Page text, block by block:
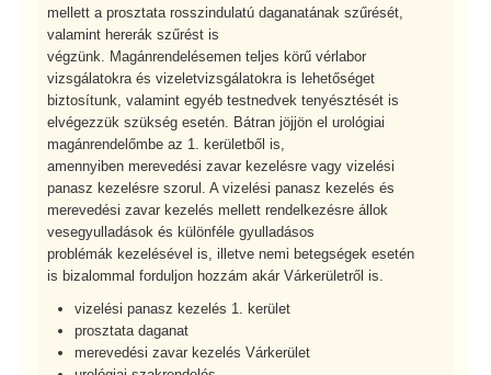
mellett a prosztata rosszindulatú daganatának szűrését,
valamint hererák szűrést is
végzünk. Magánrendelésemen teljes körű vérlabor
vizsgálatokra és vizeletvizsgálatokra is lehetőséget
biztosítunk, valamint egyéb testnedvek tenyésztését is
elvégezzük szükség esetén. Bátran jöjjön el urológiai
magánrendelőmbe az 1. kerületből is,
amennyiben merevedési zavar kezelésre vagy vizelési
panasz kezelésre szorul. A vizelési panasz kezelés és
merevedési zavar kezelés mellett rendelkezésre állok
vesegyulladások és különféle gyulladásos
problémák kezelésével is, illetve nemi betegségek esetén
is bizalommal forduljon hozzám akár Várkerületről is.
vizelési panasz kezelés 1. kerület
prosztata daganat
merevedési zavar kezelés Várkerület